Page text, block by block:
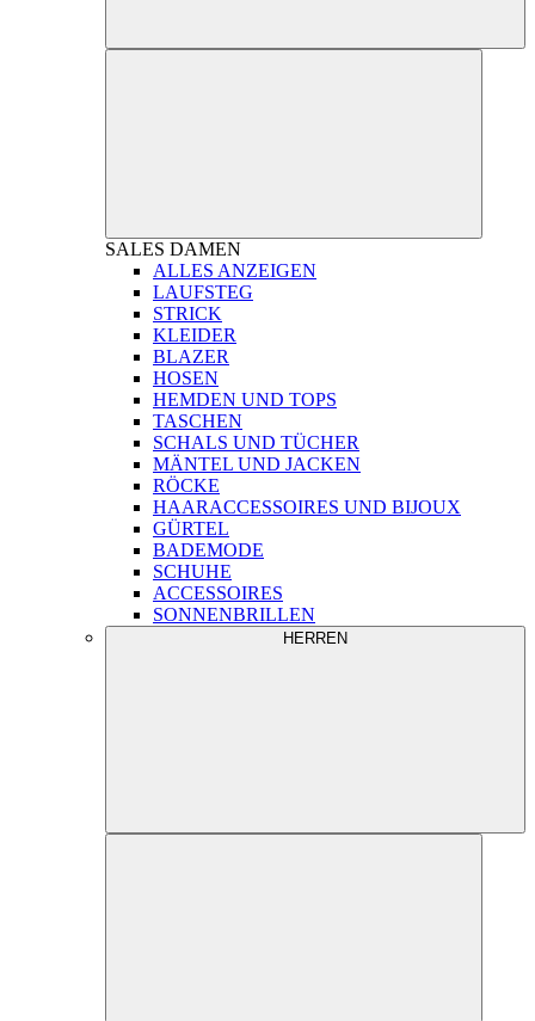
SALES DAMEN
ALLES ANZEIGEN
LAUFSTEG
STRICK
KLEIDER
BLAZER
HOSEN
HEMDEN UND TOPS
TASCHEN
SCHALS UND TÜCHER
MÄNTEL UND JACKEN
RÖCKE
HAARACCESSOIRES UND BIJOUX
GÜRTEL
BADEMODE
SCHUHE
ACCESSOIRES
SONNENBRILLEN
HERREN